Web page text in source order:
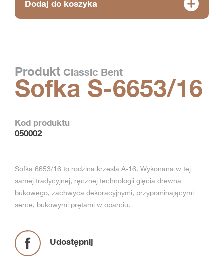
Dodaj do koszyka
Produkt Classic Bent
Sofka S-6653/16
Kod produktu
050002
Sofka 6653/16 to rodzina krzesła A-16. Wykonana w tej
samej tradycyjnej, ręcznej technologii gięcia drewna
bukowego, zachwyca dekoracyjnymi, przypominającymi
serce, bukowymi prętami w oparciu.
Udostępnij